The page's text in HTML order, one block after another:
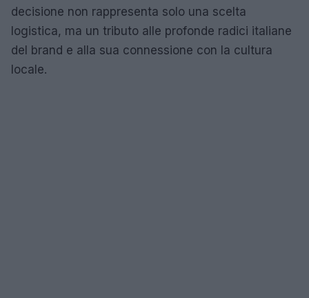
decisione non rappresenta solo una scelta
logistica, ma un tributo alle profonde radici italiane
del brand e alla sua connessione con la cultura
locale.